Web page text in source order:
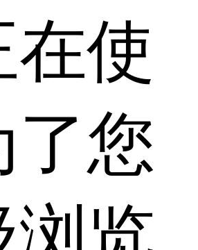
使
您